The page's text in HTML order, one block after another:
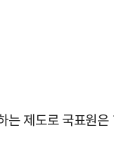
제도로 국표원